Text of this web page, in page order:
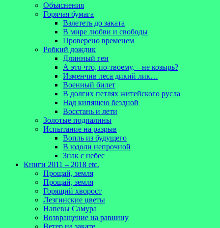
Объяснения
Горячая бумага
Взлететь до заката
В мире любви и свободы
Проверено временем
Робкий дождик
Длинный ген
А это что, по-твоему, – не козырь?
Изменчив леса дикий лик…
Военный билет
В долгих петлях житейского русла
Над кипящею бездной
Восстань и лети
Золотые подпалины
Испытание на разрыв
Вопль из будущего
В юдоли непрочной
Знак с небес
Книги 2011 – 2018 etc.
Прощай, земля
Прощай, земля
Горящий хворост
Лезгинские цветы
Напевы Самура
Возвращение на равнину
Ветер на закате